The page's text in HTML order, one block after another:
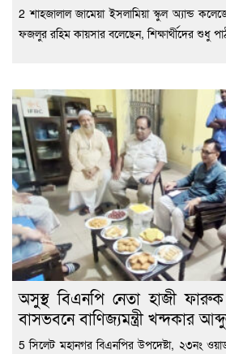
2 শাহজালাল জামেয়া ইসলামিয়া স্কুল অ্যান্ড
ফজলুর রহিম কায়সার বলেছেন, শিক্ষার্থীদের শুধু
অসুস্থ বিএনপি নেতা হাজী
বাসভবনে বাণিজ্যমন্ত্রী খন্দকার
5 সিলেট মহানগর বিএনপির উপদেষ্টা, ২৩নং